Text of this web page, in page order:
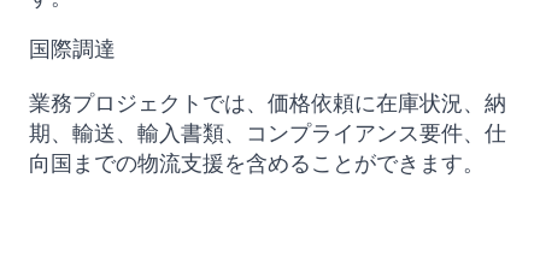
国際調達
業務プロジェクトでは、価格依頼に在庫状況、納
期、輸送、輸入書類、コンプライアンス要件、仕
向国までの物流支援を含めることができます。